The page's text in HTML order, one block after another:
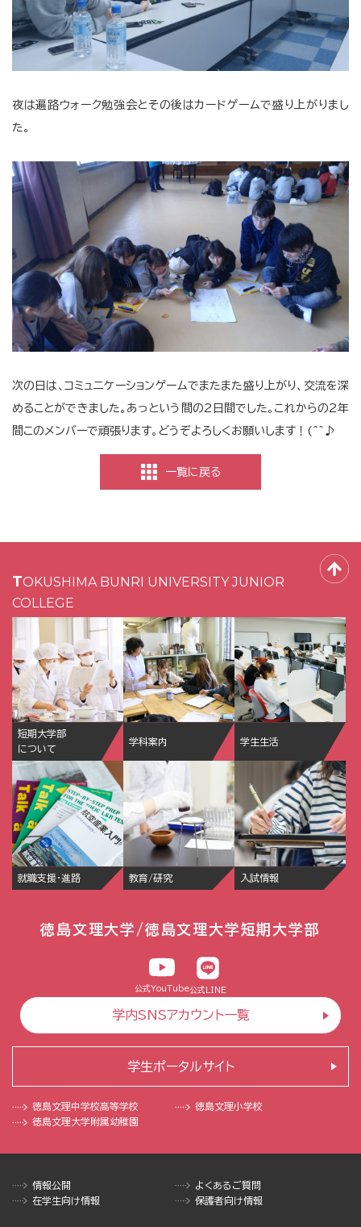
夜は遍路ウォーク勉強会とその後はカードゲームで盛り上がりまし
た。
次の日は、コミュニケーションゲームでまたまた盛り上がり、交流を深
めることができました。あっという間の2日間でした。これからの2年
間このメンバーで頑張ります。どうぞよろしくお願いします！(^^♪
一覧に戻る
TOKUSHIMA BUNRI UNIVERSITY JUNIOR
COLLEGE
短期大学部
について
学科案内 学生生活
就職支援・進路 教育/研究 入試情報
徳島文理大学/徳島文理大学短期大学部
公式YouTube公式LINE
学内SNSアカウント一覧
徳島文理中学校高等学校
徳島文理小学校
徳島文理大学附属幼稚園
学生ポータルサイト
情報公開
よくあるご質問
在学生向け情報
保護者向け情報